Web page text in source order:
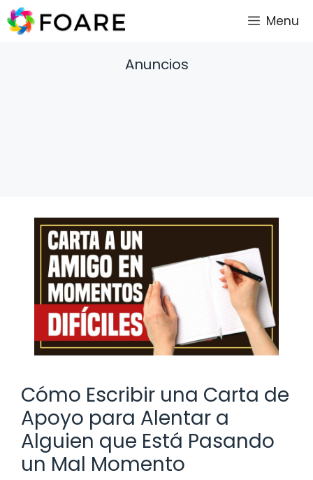
Saltar
al
Menu
Anuncios
Cómo Escribir una Carta de
Apoyo para Alentar a
Alguien que Está Pasando
un Mal Momento